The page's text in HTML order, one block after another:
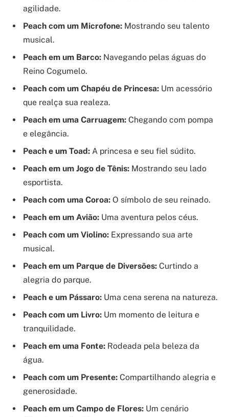
agilidade.
Peach com um Microfone: Mostrando seu talento
musical.
Peach em um Barco: Navegando pelas águas do
Reino Cogumelo.
Peach com um Chapéu de Princesa: Um acessório
que realça sua realeza.
Peach em uma Carruagem: Chegando com pompa
e elegância.
Peach e um Toad: A princesa e seu fiel súdito.
Peach em um Jogo de Tênis: Mostrando seu lado
esportista.
Peach com uma Coroa: O símbolo de seu reinado.
Peach em um Avião: Uma aventura pelos céus.
Peach com um Violino: Expressando sua arte
musical.
Peach em um Parque de Diversões: Curtindo a
alegria do parque.
Peach e um Pássaro: Uma cena serena na natureza.
Peach com um Livro: Um momento de leitura e
tranquilidade.
Peach em uma Fonte: Rodeada pela beleza da
água.
Peach com um Presente: Compartilhando alegria e
generosidade.
Peach em um Campo de Flores: Um cenário